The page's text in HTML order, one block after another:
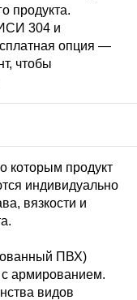
продукта.
304 и
опция —
чтобы
которым продукт
индивидуально
вязкости и
ПВХ)
армированием.
видов